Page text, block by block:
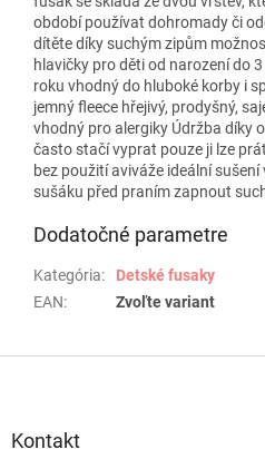
období používat dohromady či
dítěte díky suchým zipům
hlavičky pro děti od narození do
roku vhodný do hluboké korby i
jemný fleece hřejivý, prodyšný,
vhodný pro alergiky Údržba díky
často stačí vyprat pouze ji lze
bez použití aviváže ideální
sušáku před praním zapnout
Dodatočné parametre
Kategória:
Detské fusaky
EAN: Zvoľte variant
Kontakt